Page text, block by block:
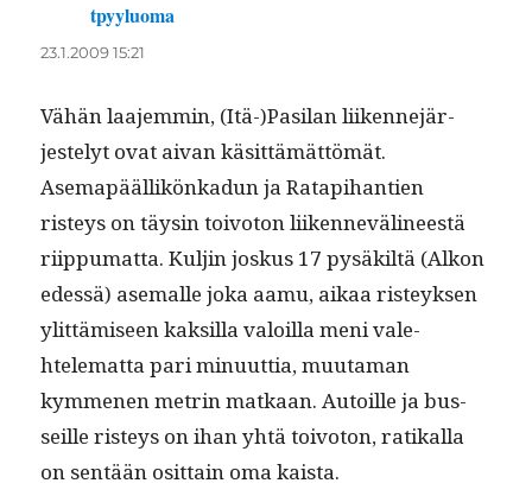
tpyyluoma
23.1.2009 15:21
Vähän laa­jem­min, (Itä-)Pasilan liiken­nejär­
jeste­lyt ovat aivan käsit­tämät­tömät.
Asemapääl­likönkadun ja Rat­api­hantien
risteys on täysin toiv­o­ton liiken­nevä­li­neestä
riip­pumat­ta. Kuljin joskus 17 pysäk­iltä (Alkon
edessä) ase­malle joka aamu, aikaa risteyk­sen
ylit­tämiseen kak­sil­la val­oil­la meni vale­
htelemat­ta pari min­u­ut­tia, muu­ta­man
kymme­nen metrin matkaan. Autoille ja bus­
seille risteys on ihan yhtä toiv­o­ton, ratikalla
on sen­tään osit­tain oma kaista.